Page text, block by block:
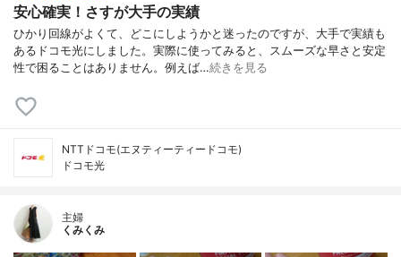
安心確実！さすが大手の実績
ひかり回線がよくて、どこにしようかと迷ったのですが、大手で実績も
あるドコモ光にしました。実際に使ってみると、スムーズな早さと安定
性で困ることはありません。例えば…続きを見る
NTTドコモ(エヌティーティードコモ)
ドコモ光
主婦
くみくみ